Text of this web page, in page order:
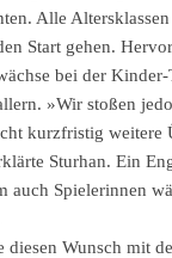
Alle
Start gehen.
bei der
»Wir stoßen
kurzfristig weitere
Sturhan. Ein
auch Spielerinnen
diesen Wunsch mit